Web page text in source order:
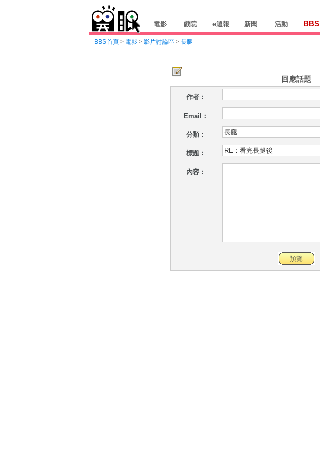
電影 戲院 e週報 新聞 活動 BBS
BBS首頁 > 電影 > 影片討論區 > 長腿
回應話題
作者：
Email：
分類：
標題：
內容：